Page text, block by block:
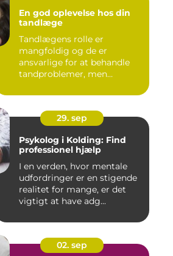
En god oplevelse hos din
tandlæge
Tandlægens rolle er
mangfoldig og de er
ansvarlige for at behandle
tandproblemer, men
29. sep
Psykolog i Kolding: Find
professionel hjælp
I en verden, hvor mentale
udfordringer er en stigende
realitet for mange, er det
vigtigt at have adg...
02. sep